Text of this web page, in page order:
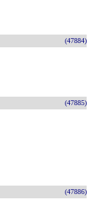
(47884)
(47885)
(47886)